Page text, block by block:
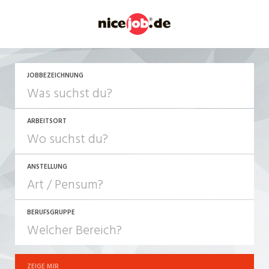
JOBBEZEICHNUNG
ARBEITSORT
ANSTELLUNG
JOB-TYP
Festanstellung
BERUFSGRUPPE
ZEIGE MIR